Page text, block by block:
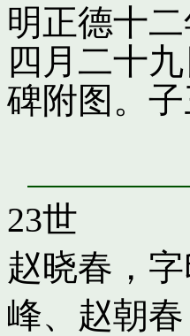
明正德十
四月二十
碑附图。子
23世
赵晓春，字
峰、 赵朝